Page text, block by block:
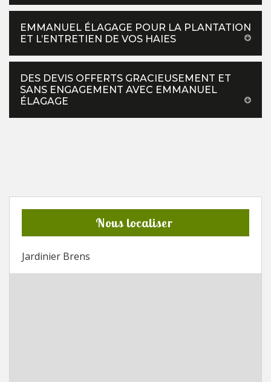
EMMANUEL ÉLAGAGE POUR LA PLANTATION
ET L’ENTRETIEN DE VOS HAIES
DES DEVIS OFFERTS GRACIEUSEMENT ET
SANS ENGAGEMENT AVEC EMMANUEL
ÉLAGAGE
Nous localiser
Jardinier Brens